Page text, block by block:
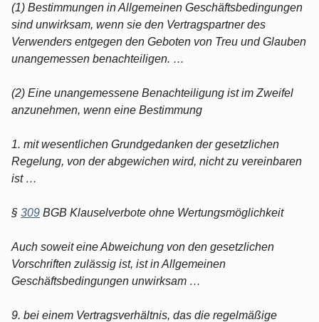
(1) Bestimmungen in Allgemeinen Geschäftsbedingungen
sind unwirksam, wenn sie den Vertragspartner des
Verwenders entgegen den Geboten von Treu und Glauben
unangemessen benachteiligen. …
(2) Eine unangemessene Benachteiligung ist im Zweifel
anzunehmen, wenn eine Bestimmung
1. mit wesentlichen Grundgedanken der gesetzlichen
Regelung, von der abgewichen wird, nicht zu vereinbaren
ist …
§ 309 BGB Klauselverbote ohne Wertungsmöglichkeit
Auch soweit eine Abweichung von den gesetzlichen
Vorschriften zulässig ist, ist in Allgemeinen
Geschäftsbedingungen unwirksam …
9. bei einem Vertragsverhältnis, das die regelmäßige